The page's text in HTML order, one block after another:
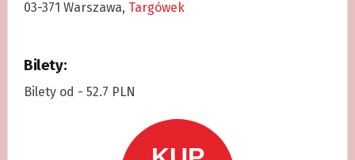
03-371 Warszawa, Targówek
Bilety:
Bilety od - 52.7 PLN